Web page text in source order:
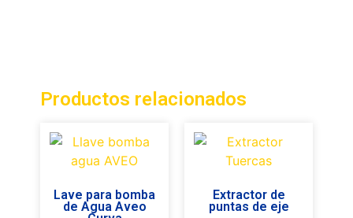
Productos relacionados
Lave para bomba
de Agua Aveo
Extractor de
puntas de eje